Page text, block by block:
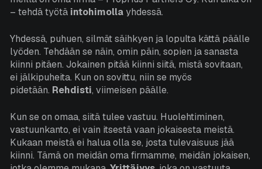
– tehdä työtä intohimolla yhdessä.
Yhdessä, puhuen, silmät säihkyen ja lopulta kättä päälle
lyöden. Tehdään se näin, omin päin, sopien ja sanasta
kiinni pitäen. Jokainen pitää kiinni siitä, mistä sovitaan,
ei jälkipuheita. Kun on sovittu, niin se myös
pidetään. Rehdisti, viimeisen päälle.
Kun se on omaa, siitä tulee vastuu. Huolehtiminen,
vastuunkanto, ei vain itsestä vaan jokaisesta meistä.
Kukaan meistä ei halua olla se, josta tulevaisuus jää
kiinni. Tämä on meidän oma firmamme, meidän jokaisen,